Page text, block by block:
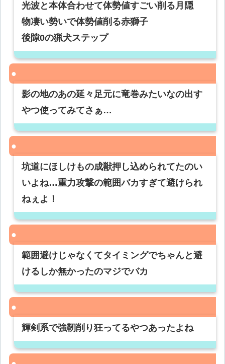
光波と本体合わせて体勢値すごい削る月隠
物凄い勢いで体勢値削る赤獅子
後隙0の猟犬ステップ
影の地のあの延々足元に竜巻みたいなの出す
やつ使ってみてさぁ…
坑道にほしけもの成獣押し込められてたのい
いよね…重力攻撃の範囲バカすぎて避けられ
ねぇよ！
範囲避けじゃなくてタイミングでちゃんと避
けるしか無かったのマジでバカ
輝剣系で強靭削り狂ってるやつあったよね